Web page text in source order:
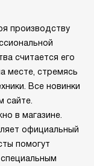
производству
считается его
месте, стремясь
Все новинки
сайте.
в магазине.
официальный
помогут